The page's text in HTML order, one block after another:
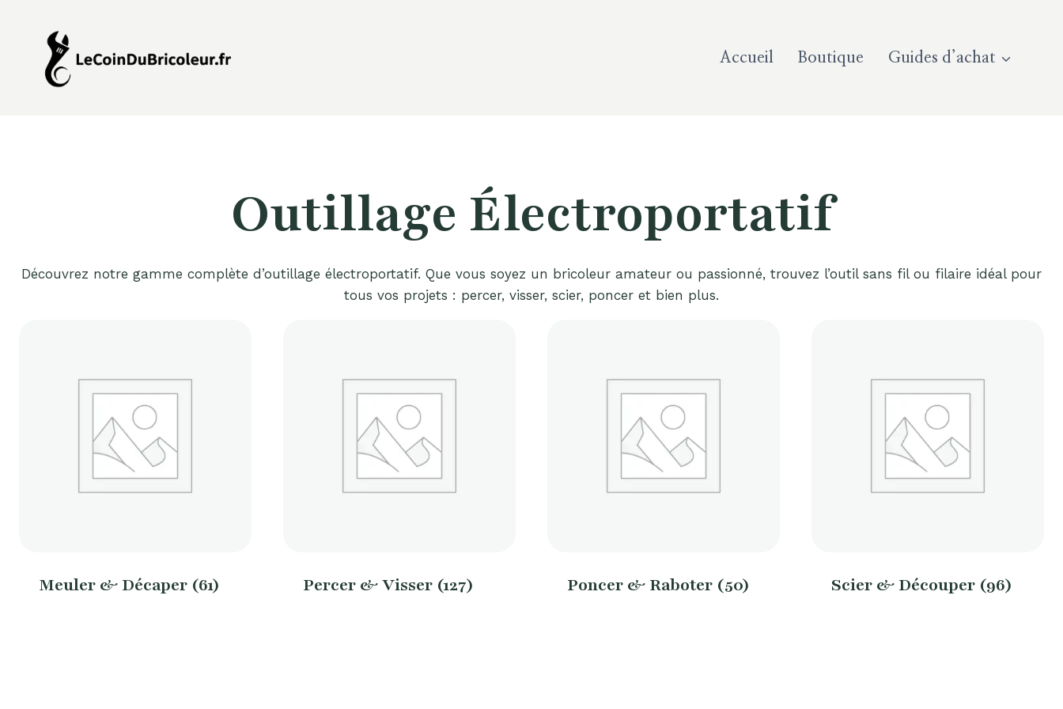
contenu
Accueil Boutique Guides d’achat
Outillage Électroportatif
Découvrez notre gamme complète d’outillage électroportatif. Que vous soyez un bricoleur amateur ou passionné, trouvez l’outil sans fil ou filaire idéal pour
tous vos projets : percer, visser, scier, poncer et bien plus.
Meuler & Décaper (61) Percer & Visser (127) Poncer & Raboter (50) Scier & Découper (96)